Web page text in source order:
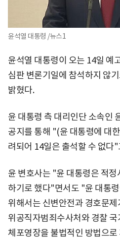
윤석열 대통령 /뉴스1
윤석열 대통령이 오는 14일 예
심판 변론기일에 참석하지 않
밝혔다.
윤 대통령 측 대리인단 소속인
공지를 통해 "(윤 대통령에 대
려되어 14일은 출석할 수 없다
윤 변호사는 "윤 대통령은 적
하기로 했다"면서도 "윤 대통
위해서는 신변안전과 경호문
위공직자범죄수사처와 경찰
체포영장을 불법적인 방법으